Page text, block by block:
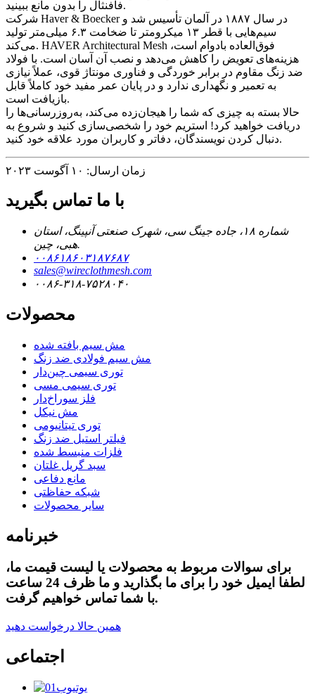
فافنثال را بدون مانع ببینید.
شرکت Haver & Boecker در سال ۱۸۸۷ در آلمان تأسیس شد و
سیم‌هایی با قطر ۱۳ میکرومتر تا ضخامت ۶.۳ میلی‌متر تولید
می‌کند. HAVER Architectural Mesh فوق‌العاده بادوام است،
هزینه‌های تعویض را کاهش می‌دهد و نصب آن آسان است. با فولاد
ضد زنگ مقاوم در برابر خوردگی و فناوری مونتاژ قوی، عملاً نیازی
به تعمیر و نگهداری ندارد و در پایان عمر مفید خود کاملاً قابل
بازیافت است.
حالا بسته به چیزی که شما را هیجان‌زده می‌کند، به‌روزرسانی‌ها را
دریافت خواهید کرد! استریم خود را شخصی‌سازی کنید و شروع به
دنبال کردن نویسندگان، دفاتر و کاربران مورد علاقه خود کنید.
زمان ارسال: ۱۰ آگوست ۲۰۲۳
با ما تماس بگیرید
شماره ۱۸، جاده جینگ سی، شهرک صنعتی آنپینگ، استان
هبی، چین.
۰۰۸۶۱۸۶۰۳۱۸۷۶۸۷
sales@wireclothmesh.com
۰۰۸۶-۳۱۸-۷۵۲۸۰۴۰
محصولات
مش سیم بافته شده
مش سیم فولادی ضد زنگ
توری سیمی چین‌دار
توری سیمی مسی
فلز سوراخ‌دار
مش نیکل
توری تیتانیومی
فیلتر استیل ضد زنگ
فلزات منبسط شده
سبد گریل غلتان
مانع دفاعی
شبکه حفاظتی
سایر محصولات
خبرنامه
برای سوالات مربوط به محصولات یا لیست قیمت ما،
لطفا ایمیل خود را برای ما بگذارید و ما ظرف 24 ساعت
با شما تماس خواهیم گرفت.
همین حالا درخواست دهید
اجتماعی